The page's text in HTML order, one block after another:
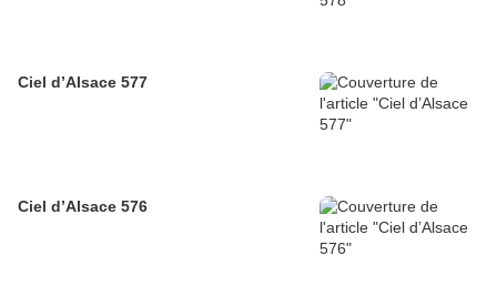
Ciel d’Alsace 577
Ciel d’Alsace 576